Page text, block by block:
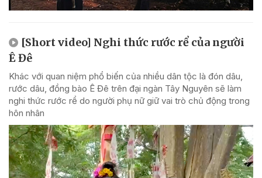
[Short video] Nghi thức rước rể của người
Ê Đê
Khác với quan niệm phổ biến của nhiều dân tộc là đón dâu,
rước dâu, đồng bào Ê Đê trên đại ngàn Tây Nguyên sẽ làm
nghi thức rước rể do người phụ nữ giữ vai trò chủ động trong
hôn nhân